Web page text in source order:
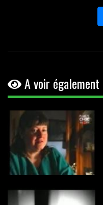
A voir également